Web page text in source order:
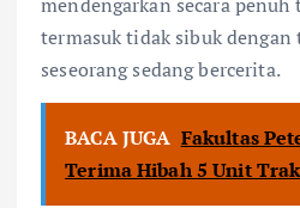
termasuk tidak sibuk dengan
seseorang sedang bercerita.
BACA JUGA Fakultas
Terima Hibah 5 Unit